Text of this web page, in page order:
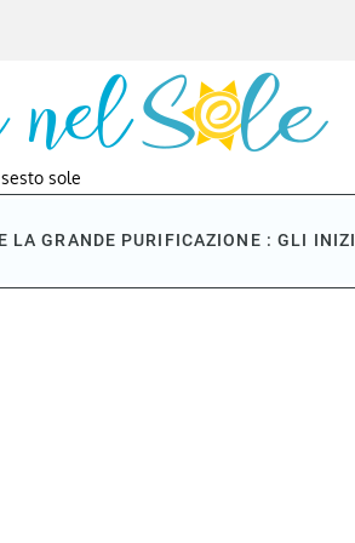
sole
LA GRANDE PURIFICAZIONE : GLI INIZI